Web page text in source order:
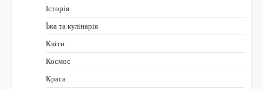
Історія
Їжа та кулінарія
Квіти
Космос
Краса